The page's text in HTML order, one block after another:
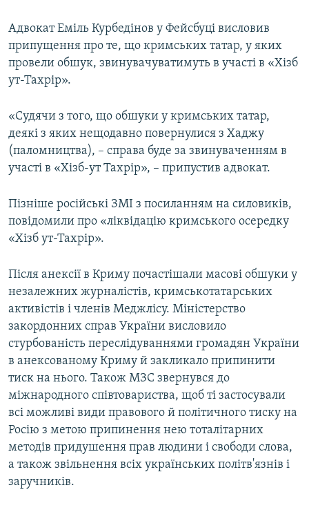
Адвокат Еміль Курбедінов у Фейсбуці висловив
припущення про те, що кримських татар, у яких
провели обшук, звинувачуватимуть в участі в «Хізб
ут-Тахрір».
«Судячи з того, що обшуки у кримських татар,
деякі з яких нещодавно повернулися з Хаджу
(паломництва), – справа буде за звинуваченням в
участі в «Хізб-ут Тахрір», – припустив адвокат.
Пізніше російські ЗМІ з посиланням на силовиків,
повідомили про «ліквідацію кримського осередку
«Хізб ут-Тахрір».
Після анексії в Криму почастішали масові обшуки у
незалежних журналістів, кримськотатарських
активістів і членів Меджлісу. Міністерство
закордонних справ України висловило
стурбованість переслідуваннями громадян України
в анексованому Криму й закликало припинити
тиск на нього. Також МЗС звернувся до
міжнародного співтовариства, щоб ті застосували
всі можливі види правового й політичного тиску на
Росію з метою припинення нею тоталітарних
методів придушення прав людини і свободи слова,
а також звільнення всіх українських політв'язнів і
заручників.